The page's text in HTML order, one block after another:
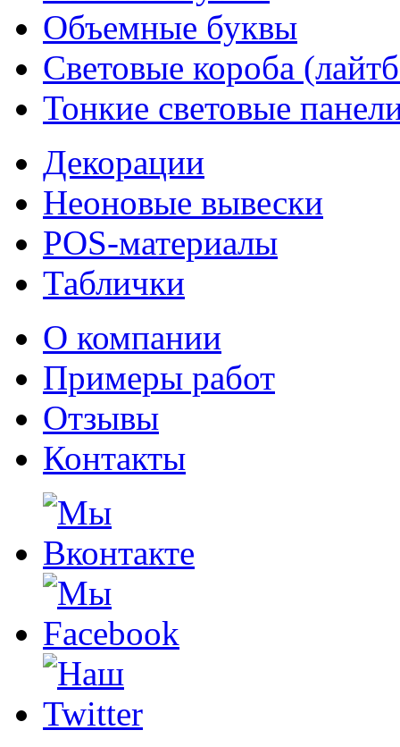
Объемные буквы
Световые короба
Тонкие световые
Декорации
Неоновые вывески
POS-материалы
Таблички
О компании
Примеры работ
Отзывы
Контакты